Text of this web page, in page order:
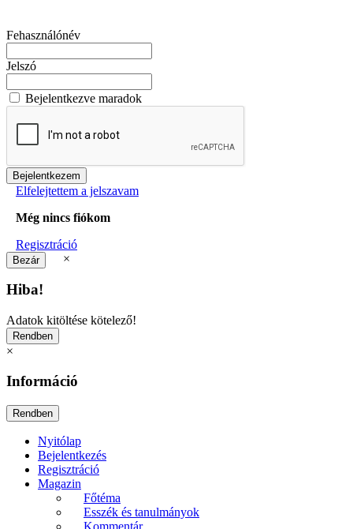
Fehasználónév
Jelszó
Bejelentkezve maradok
Elfelejtettem a jelszavam
Még nincs fiókom
Regisztráció
×
Hiba!
Adatok kitöltése kötelező!
×
Információ
Nyitólap
Bejelentkezés
Regisztráció
Magazin
Főtéma
Esszék és tanulmányok